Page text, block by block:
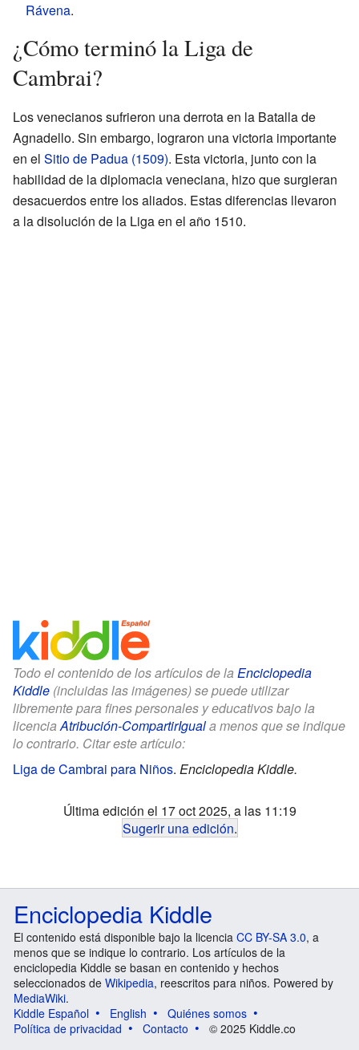
Rávena.
¿Cómo terminó la Liga de
Cambrai?
Los venecianos sufrieron una derrota en la Batalla de
Agnadello. Sin embargo, lograron una victoria importante
en el Sitio de Padua (1509). Esta victoria, junto con la
habilidad de la diplomacia veneciana, hizo que surgieran
desacuerdos entre los aliados. Estas diferencias llevaron
a la disolución de la Liga en el año 1510.
Todo el contenido de los artículos de la Enciclopedia
Kiddle (incluidas las imágenes) se puede utilizar
libremente para fines personales y educativos bajo la
licenciaAtribución-CompartirIguala menos que se indique
lo contrario. Citar este artículo:
Liga de Cambrai para Niños. Enciclopedia Kiddle.
Última edición el 17 oct 2025, a las 11:19
Sugerir una edición.
Enciclopedia Kiddle
El contenido está disponible bajo la licencia CC BY-SA 3.0, a
menos que se indique lo contrario. Los artículos de la
enciclopedia Kiddle se basan en contenido y hechos
seleccionados de Wikipedia, reescritos para niños. Powered by
MediaWiki.
Kiddle Español
English
Quiénes somos
Política de privacidad
Contacto © 2025 Kiddle.co